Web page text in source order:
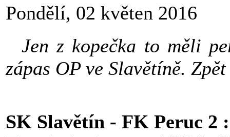
Pondělí, 02 květen 2016
Jen z kopečka to měli
zápas OP ve Slavětíně.
SK Slavětín - FK Peruc 2